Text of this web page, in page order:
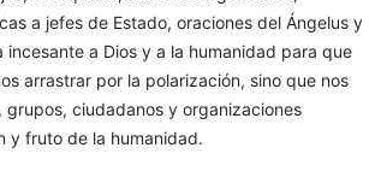
a jefes de Estado, oraciones del Ángelus y
a Dios y a la humanidad para que
arrastrar por la polarización, sino que nos
ciudadanos y organizaciones
y fruto de la humanidad.